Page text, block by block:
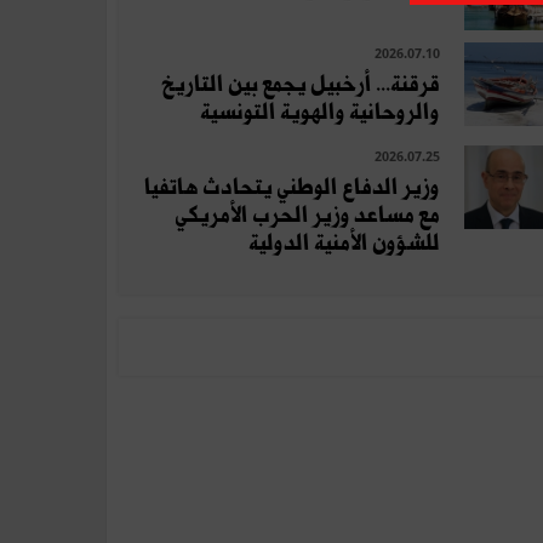
2026.07.10
قرقنة... أرخبيل يجمع بين التاريخ
والروحانية والهوية التونسية
2026.07.25
وزير الدفاع الوطني يتحادث هاتفيا
مع مساعد وزير الحرب الأمريكي
للشؤون الأمنية الدولية